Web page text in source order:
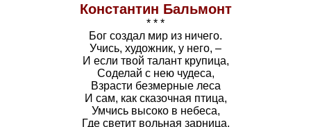
Константин Бальмонт
* * *
Бог создал мир из ничего.
Учись, художник, у него, –
И если твой талант крупица,
Соделай с нею чудеса,
Взрасти безмерные леса
И сам, как сказочная птица,
Умчись высоко в небеса,
Где светит вольная зарница,